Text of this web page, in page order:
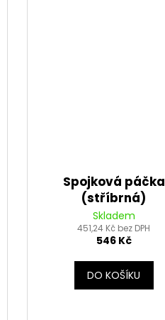
Spojková páčka
(stříbrná)
Skladem
451,24 Kč bez DPH
546 Kč
DO KOŠÍKU